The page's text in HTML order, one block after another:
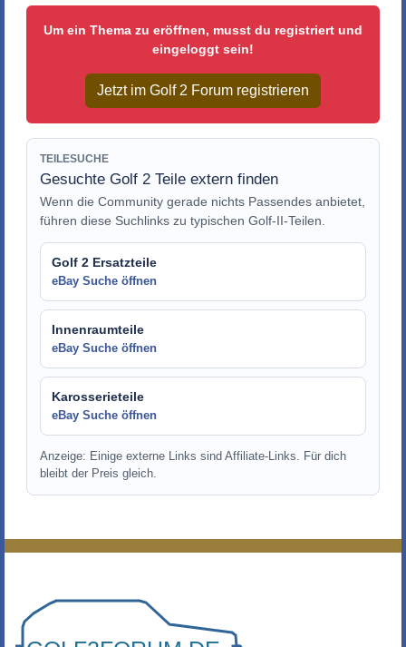
Um ein Thema zu eröffnen, musst du registriert und
eingeloggt sein!
Jetzt im Golf 2 Forum registrieren
TEILESUCHE
Gesuchte Golf 2 Teile extern finden
Wenn die Community gerade nichts Passendes anbietet,
führen diese Suchlinks zu typischen Golf-II-Teilen.
Golf 2 Ersatzteile
eBay Suche öffnen
Innenraumteile
eBay Suche öffnen
Karosserieteile
eBay Suche öffnen
Anzeige: Einige externe Links sind Affiliate-Links. Für dich
bleibt der Preis gleich.